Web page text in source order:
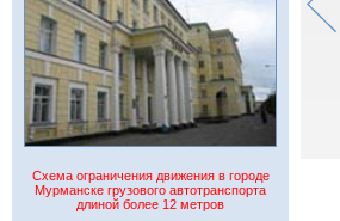
Схема ограничения движения в городе
Мурманске грузового автотранспорта
длиной более 12 метров